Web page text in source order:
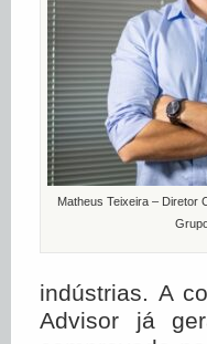
Matheus Teixeira – Diretor
indústrias. A
Advisor já